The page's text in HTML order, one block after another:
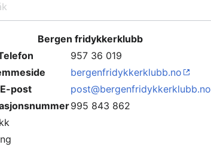
Bergen fridykkerklubb
957 36 019
bergenfridykkerklubb.no
E-post
post@bergenfridykkerklubb.no
995 843 862